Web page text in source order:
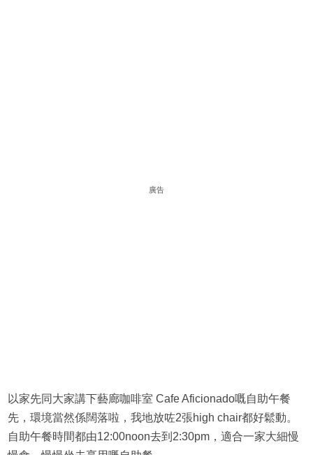
廣告
以家先同大家講下藝廊咖啡室 Cafe Aficionado嘅自助午餐
先，環境當然係闊落啦，我地放咗2張high chair都好鬆動。
自助午餐時間都由12:00noon去到2:30pm，適合一家大細慢